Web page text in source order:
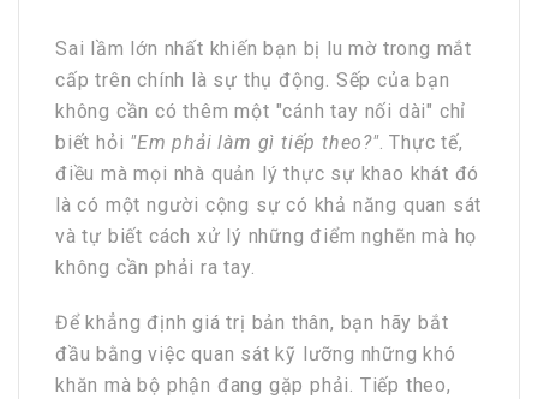
Sai lầm lớn nhất khiến bạn bị lu mờ trong mắt
cấp trên chính là sự thụ động. Sếp của bạn
không cần có thêm một "cánh tay nối dài" chỉ
biết hỏi "Em phải làm gì tiếp theo?". Thực tế,
điều mà mọi nhà quản lý thực sự khao khát đó
là có một người cộng sự có khả năng quan sát
và tự biết cách xử lý những điểm nghẽn mà họ
không cần phải ra tay.
Để khẳng định giá trị bản thân, bạn hãy bắt
đầu bằng việc quan sát kỹ lưỡng những khó
khăn mà bộ phận đang gặp phải. Tiếp theo,